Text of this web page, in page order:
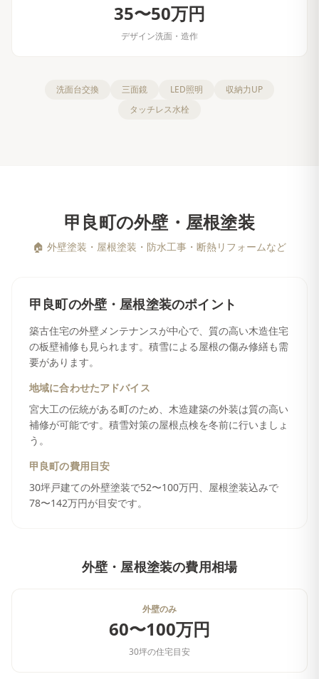
35〜50万円
デザイン洗面・造作
洗面台交換 三面鏡 LED照明
収納力UP
タッチレス水栓
甲良町の外壁・屋根塗装
🏠 外壁塗装・屋根塗装・防水工事・断熱リフォームなど
甲良町 の外壁・屋根塗装のポイント
築古住宅の外壁メンテナンスが中心で、質の高い木造住宅
の板壁補修も見られます。積雪による屋根の傷み修繕も需
要があります。
地域に合わせたアドバイス
宮大工の伝統がある町のため、木造建築の外装は質の高い
補修が可能です。積雪対策の屋根点検を冬前に行いましょ
う。
甲良町の費用目安
30坪戸建ての外壁塗装で52〜100万円、屋根塗装込みで
78〜142万円が目安です。
外壁・屋根塗装の費用相場
外壁のみ
60〜100万円
30坪の住宅目安